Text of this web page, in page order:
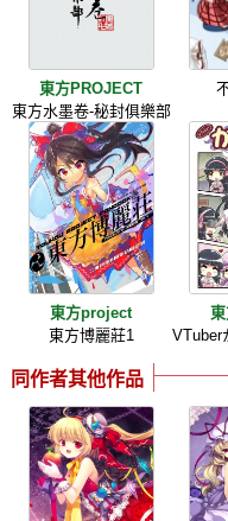
東方PROJECT
東方水墨卷-秘封俱樂部
東方project
東方博麗莊1
VTuber
同作者其他作品